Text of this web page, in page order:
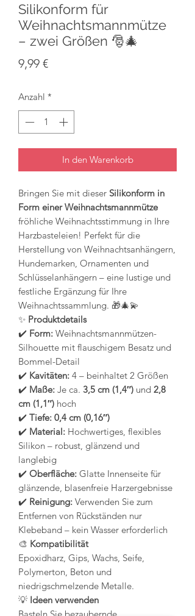
Silikonform für
Weihnachtsmannmütze
– zwei Größen 🎅🎄
9,99 €Preis
Anzahl *
In den Warenkorb
Bringen Sie mit dieser Silikonform in
Form einer Weihnachtsmannmütze
fröhliche Weihnachtsstimmung in Ihre
Harzbasteleien! Perfekt für die
Herstellung von Weihnachtsanhängern,
Hundemarken, Ornamenten und
Schlüsselanhängern – eine lustige und
festliche Ergänzung für Ihre
Weihnachtssammlung. 🎁🎄💫
✨ Produktdetails
✔️ Form: Weihnachtsmannmützen-
Silhouette mit flauschigem Besatz und
Bommel-Detail
✔️ Kavitäten: 4 – beinhaltet 2 Größen
✔️ Maße: Je ca. 3,5 cm (1,4″) und 2,8
cm (1,1″) hoch
✔️ Tiefe: 0,4 cm (0,16″)
✔️ Material: Hochwertiges, flexibles
Silikon – robust, glänzend und
langlebig
✔️ Oberfläche: Glatte Innenseite für
glänzende, blasenfreie Harzergebnisse
✔️ Reinigung: Verwenden Sie zum
Entfernen von Rückständen nur
Klebeband – kein Wasser erforderlich
🎨 Kompatibilität
Epoxidharz, Gips, Wachs, Seife,
Polymerton, Beton und
niedrigschmelzende Metalle.
💡 Ideen verwenden